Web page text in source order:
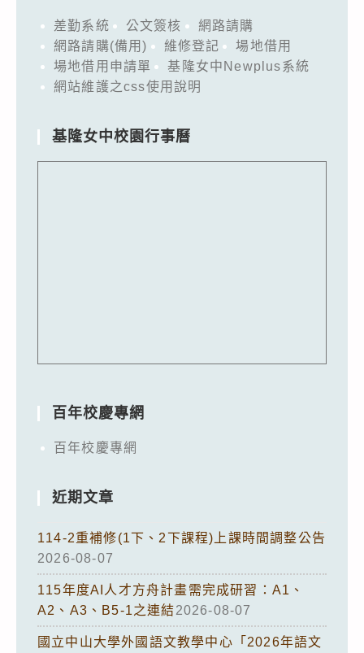
差勤系統 公文簽核
網路請購
網路請購(備用)
維修登記
場地借用
場地借用申請單
基隆女中Newplus系統
網站維護之css使用說明
基隆女中校園行事曆
百年校慶專網
百年校慶專網
近期文章
114-2重補修(1下、2下課程)上課時間調整公告
2026-08-07
115年度AI人才方舟計畫需完成研習：A1、
A2、A3、B5-1之連結2026-08-07
國立中山大學外國語文教學中心「2026年語文